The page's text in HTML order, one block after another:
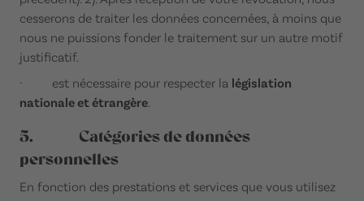
cesserons de traiter les données concernées, à moins que
nous ne puissions fonder le traitement sur un autre motif
justificatif.
· est nécessaire pour respecter la législation
nationale et étrangère
5. Catégories de données
personnelles
En fonction des prestations et services que vous utilisez